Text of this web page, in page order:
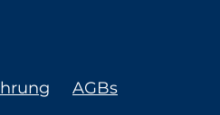
AGBs